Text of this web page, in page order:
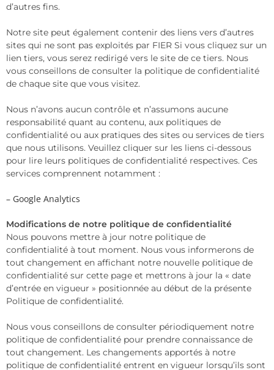
d’autres fins.
Notre site peut également contenir des liens vers d’autres
sites qui ne sont pas exploités par FIER Si vous cliquez sur un
lien tiers, vous serez redirigé vers le site de ce tiers. Nous
vous conseillons de consulter la politique de confidentialité
de chaque site que vous visitez.
Nous n’avons aucun contrôle et n’assumons aucune
responsabilité quant au contenu, aux politiques de
confidentialité ou aux pratiques des sites ou services de tiers
que nous utilisons. Veuillez cliquer sur les liens ci-dessous
pour lire leurs politiques de confidentialité respectives. Ces
services comprennent notamment :
– Google Analytics
Modifications de notre politique de confidentialité
Nous pouvons mettre à jour notre politique de
confidentialité à tout moment. Nous vous informerons de
tout changement en affichant notre nouvelle politique de
confidentialité sur cette page et mettrons à jour la « date
d’entrée en vigueur » positionnée au début de la présente
Politique de confidentialité.
Nous vous conseillons de consulter périodiquement notre
politique de confidentialité pour prendre connaissance de
tout changement. Les changements apportés à notre
politique de confidentialité entrent en vigueur lorsqu’ils sont